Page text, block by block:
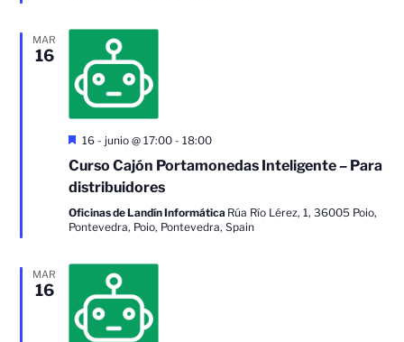
MAR
16
Destacado
16 - junio @ 17:00 -18:00
Curso Cajón Portamonedas Inteligente – Para
distribuidores
Oficinas de Landín Informática Rúa Río Lérez, 1, 36005 Poio,
Pontevedra, Poio, Pontevedra, Spain
MAR
16